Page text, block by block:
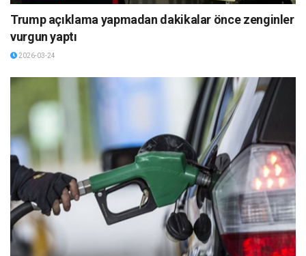
Trump açıklama yapmadan dakikalar önce zenginler
vurgun yaptı
2026-03-24